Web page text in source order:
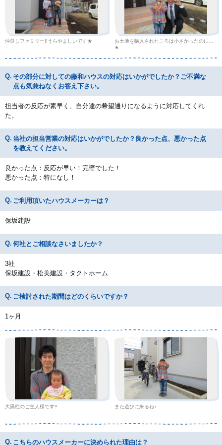
仲良しファミリー!!うらやましいです★
お土地を購入されたころは小さかったのに…
★
その部分に対しての藤和ハウスの対応はいかがでしたか？ご不満な
点も気兼ねなくお答え下さい。
担当者の反応が素早く、自分達の希望通りになるように対応してくれ
た。
当社の担当営業の対応はいかがでしたか？良かった点、悪かった点
を教えてください。
良かった点：反応が早い！完璧でした！
悪かった点：特になし！
ご利用頂いたハウスメーカーは？
保坂建設
何社とご相談なさいましたか？
3社
保坂建設・松美建設・タクトホーム
ご検討された期間はどのくらいですか？
1ヶ月
大黒柱のご主人様です!! また遊びに来るね♪
こちらのハウスメーカーに決められた理由は？